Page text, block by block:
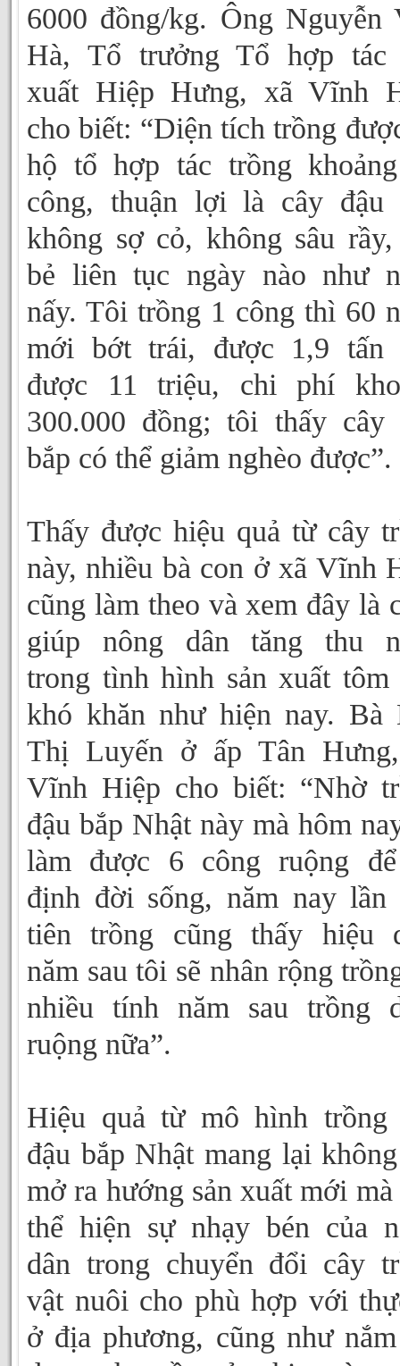
6000 đồng/kg. Ông Nguyễn
Hà, Tổ trưởng Tổ hợp tác
xuất Hiệp Hưng, xã Vĩnh
cho biết: “Diện tích trồng
hộ tổ hợp tác trồng
công, thuận lợi là cây đậu
không sợ cỏ, không sâu
bẻ liên tục ngày nào như
nấy. Tôi trồng 1 công thì 60
mới bớt trái, được 1,9 tấn
được 11 triệu, chi phí
300.000 đồng; tôi thấy cây
bắp có thể giảm nghèo được”.
Thấy được hiệu quả từ cây
này, nhiều bà con ở xã Vĩnh
cũng làm theo và xem đây là
giúp nông dân tăng thu
trong tình hình sản xuất tôm
khó khăn như hiện nay. Bà
Thị Luyến ở ấp Tân
Vĩnh Hiệp cho biết: “Nhờ
đậu bắp Nhật này mà hôm
làm được 6 công ruộng
định đời sống, năm nay lần
tiên trồng cũng thấy hiệu
năm sau tôi sẽ nhân rộng
nhiều tính năm sau trồng
ruộng nữa”.
Hiệu quả từ mô hình trồng
đậu bắp Nhật mang lại
mở ra hướng sản xuất mới mà
thể hiện sự nhạy bén của
dân trong chuyển đổi cây
vật nuôi cho phù hợp với
ở địa phương, cũng như